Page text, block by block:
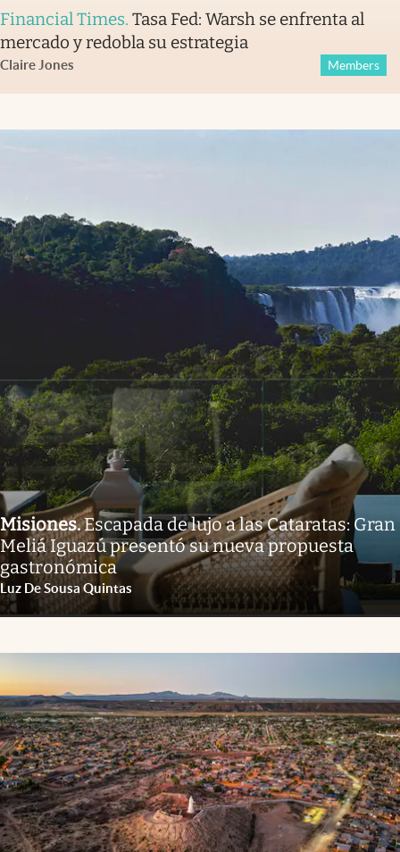
Financial Times. Tasa Fed: Warsh se enfrenta al
mercado y redobla su estrategia
Claire Jones Members
Misiones.Escapada de lujo a las Cataratas: Gran
Meliá Iguazú presentó su nueva propuesta
gastronómica
Luz De Sousa Quintas